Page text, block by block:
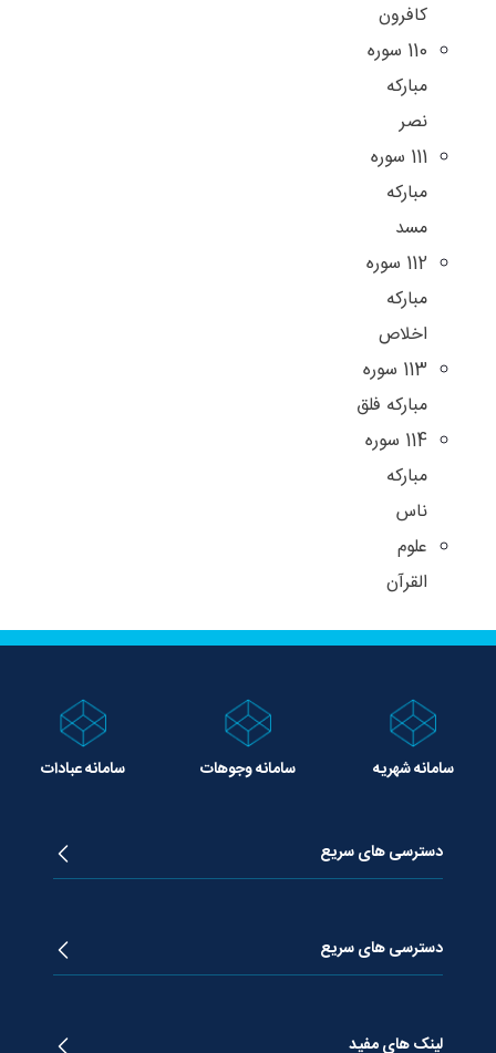
كافرون
110 سوره
مباركه
نصر
111 سوره
مباركه
مسد
112 سوره
مباركه
اخلاص
113 سوره
مباركه فلق
114 سوره
مباركه
ناس
علوم
القرآن
سامانه شهریه سامانه وجوهات سامانه عبادات
دسترسی های سریع
دسترسی های سریع
لینک های مفید